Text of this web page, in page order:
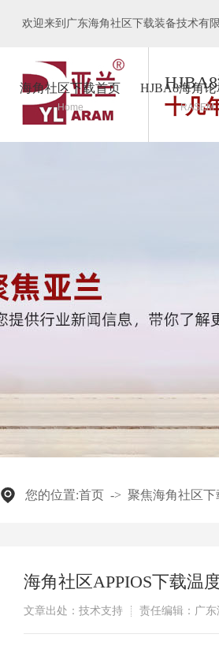
欢迎来到广东海角社区下载装备技术有限公
十几
海角社区下载首页
Home
HJBA8海角论
RASEM
您的位置:首页 -> 聚焦海角社区下
海角社区APPIOS下载温
文章出处：技术支持 责任编辑：广